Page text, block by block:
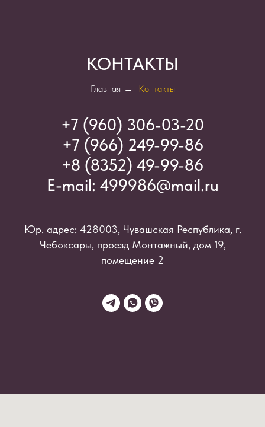
КОНТАКТЫ
Главная → Контакты
+7 (960) 306-03-20
+7 (966) 249-99-86
+8 (8352) 49-99-86
E-mail: 499986@mail.ru
Юр. адрес: 428003, Чувашская Республика, г.
Чебоксары, проезд Монтажный, дом 19,
помещение 2